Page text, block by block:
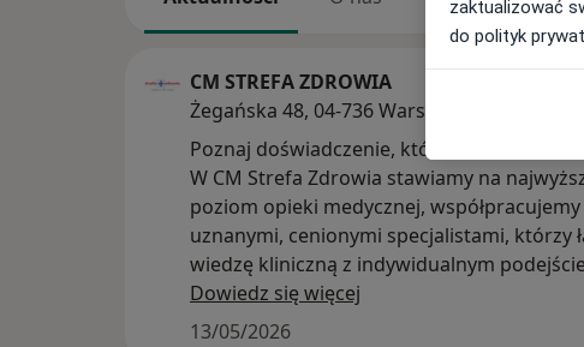
CM STREFA ZDROWIA
Żegańska 48, 04-736 Warszawa
Poznaj doświadczenie, któremu możesz
W CM Strefa Zdrowia stawiamy na
poziom opieki medycznej, współpracujemy
uznanymi, cenionymi specjalistami, którzy
wiedzę kliniczną z indywidualnym
do pacjenta.
Jeśli szukasz lekarza, który nie tylko trafnie
Dowiedz się więcej
13/05/2026
zaktualizować
do polityk